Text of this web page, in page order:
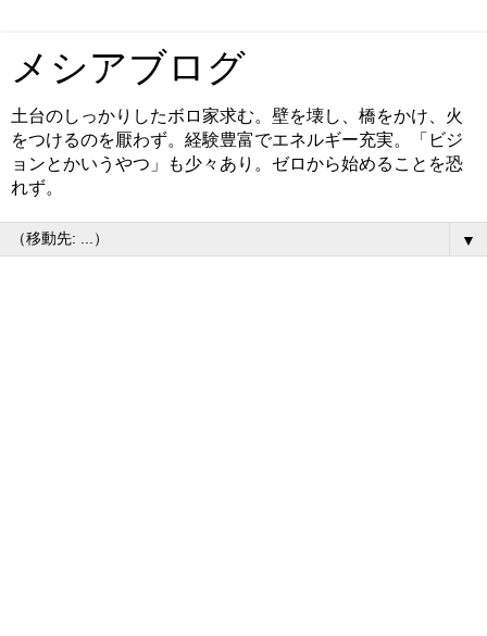
メシアブログ
土台のしっかりしたボロ家求む。壁を壊し、橋をかけ、火
をつけるのを厭わず。経験豊富でエネルギー充実。「ビジ
ョンとかいうやつ」も少々あり。ゼロから始めることを恐
れず。
▼